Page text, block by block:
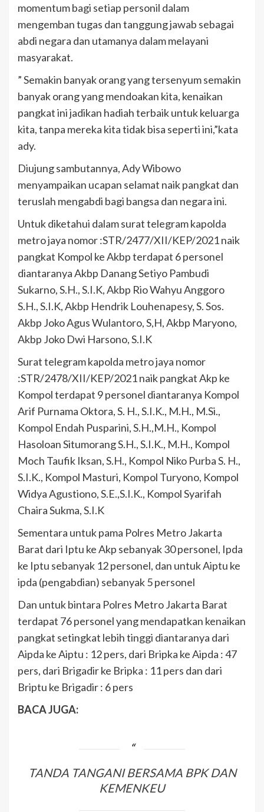
momentum bagi setiap personil dalam
mengemban tugas dan tanggung jawab sebagai
abdi negara dan utamanya dalam melayani
masyarakat.
” Semakin banyak orang yang tersenyum semakin
banyak orang yang mendoakan kita, kenaikan
pangkat ini jadikan hadiah terbaik untuk keluarga
kita, tanpa mereka kita tidak bisa seperti ini,”kata
ady.
Diujung sambutannya, Ady Wibowo
menyampaikan ucapan selamat naik pangkat dan
teruslah mengabdi bagi bangsa dan negara ini.
Untuk diketahui dalam surat telegram kapolda
metro jaya nomor :STR/2477/XII/KEP/2021 naik
pangkat Kompol ke Akbp terdapat 6 personel
diantaranya Akbp Danang Setiyo Pambudi
Sukarno, S.H., S.I.K, Akbp Rio Wahyu Anggoro
S.H., S.I.K, Akbp Hendrik Louhenapesy, S. Sos.
Akbp Joko Agus Wulantoro, S,H, Akbp Maryono,
Akbp Joko Dwi Harsono, S.I.K
Surat telegram kapolda metro jaya nomor
:STR/2478/XII/KEP/2021 naik pangkat Akp ke
Kompol terdapat 9 personel diantaranya Kompol
Arif Purnama Oktora, S. H., S.I.K., M.H., M.Si.,
Kompol Endah Pusparini, S.H.,M.H., Kompol
Hasoloan Situmorang S.H., S.I.K., M.H., Kompol
Moch Taufik Iksan, S.H., Kompol Niko Purba S. H.,
S.I.K., Kompol Masturi, Kompol Turyono, Kompol
Widya Agustiono, S.E.,S.I.K., Kompol Syarifah
Chaira Sukma, S.I.K
Sementara untuk pama Polres Metro Jakarta
Barat dari Iptu ke Akp sebanyak 30 personel, Ipda
ke Iptu sebanyak 12 personel, dan untuk Aiptu ke
ipda (pengabdian) sebanyak 5 personel
Dan untuk bintara Polres Metro Jakarta Barat
terdapat 76 personel yang mendapatkan kenaikan
pangkat setingkat lebih tinggi diantaranya dari
Aipda ke Aiptu : 12 pers, dari Bripka ke Aipda : 47
pers, dari Brigadir ke Bripka : 11 pers dan dari
Briptu ke Brigadir : 6 pers
BACA JUGA:
TANDA TANGANI BERSAMA BPK DAN
KEMENKEU